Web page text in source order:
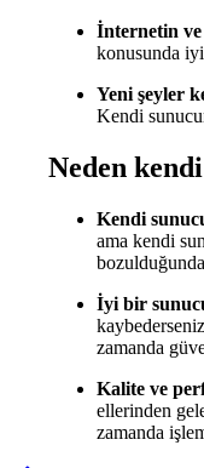
İnternetin ve
konusunda
Yeni şeyler
Kendi
Neden
Kendi
ama kendi
İyi bir
zamanda
Kalite ve
ellerinden
zamanda